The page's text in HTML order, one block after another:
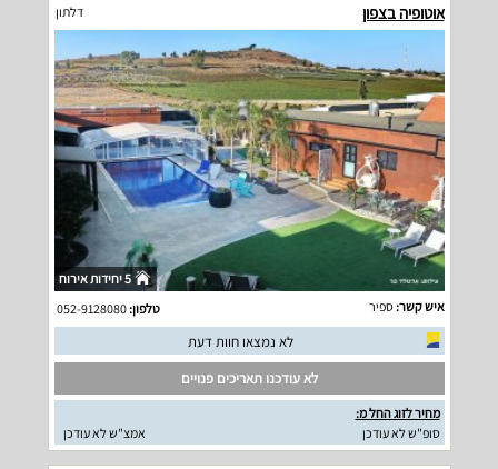
אוטופיה בצפון דלתון
5 יחידות אירוח
איש קשר:ספיר טלפון:052-9128080
לא נמצאו חוות דעת
לא עודכנו תאריכים פנויים
מחיר לזוג החל מ:
סופ"ש לא עודכן
אמצ"ש לא עודכן